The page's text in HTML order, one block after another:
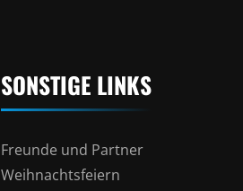
SONSTIGE LINKS
Freunde und Partner
Weihnachtsfeiern